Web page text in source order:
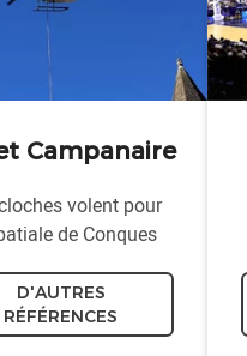
Campanaire
volent pour
de Conques
D'AUTRES
RÉFÉRENCES